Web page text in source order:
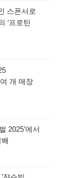
스폰서로
‘프로틴
개 매장
2025’에서